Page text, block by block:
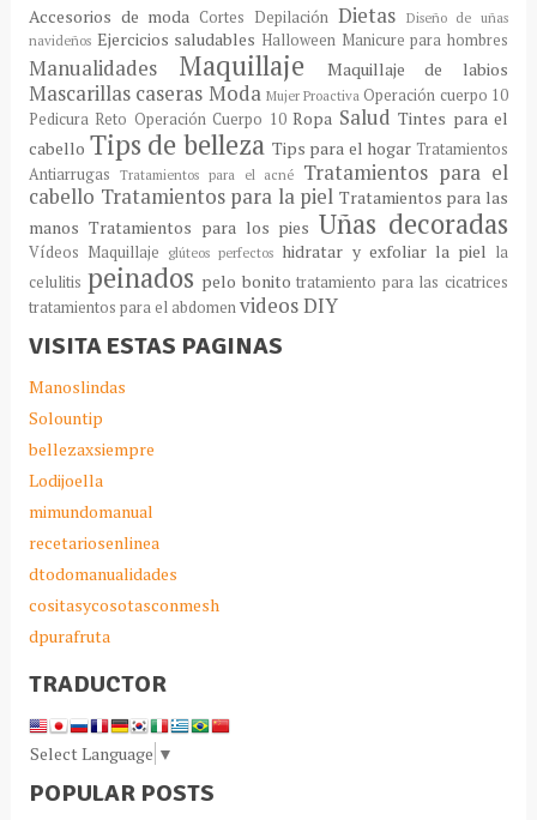
Accesorios de moda Cortes Depilación Dietas
Diseño de uñas
navideños Ejercicios saludables Halloween Manicure para hombres
Manualidades Maquillaje Maquillaje de labios
Mascarillas caseras Moda Mujer Proactiva Operación cuerpo 10
Pedicura Reto Operación Cuerpo 10 Ropa Salud Tintes para el
cabello Tips de belleza Tips para el hogar Tratamientos
Antiarrugas Tratamientos para el acné Tratamientos para el
cabello Tratamientos para la piel Tratamientos para las
manos Tratamientos para los pies Uñas decoradas
Vídeos Maquillaje glúteos perfectos hidratar y exfoliar la piel la
celulitis peinados pelo bonito tratamiento para las cicatrices
tratamientos para el abdomenvideos DIY
VISITA ESTAS PAGINAS
Manoslindas
Solountip
bellezaxsiempre
Lodijoella
mimundomanual
recetariosenlinea
dtodomanualidades
cositasycosotasconmesh
dpurafruta
TRADUCTOR
Select Language ▼
POPULAR POSTS